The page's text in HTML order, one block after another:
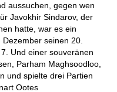
aussuchen, gegen wen
Javokhir Sindarov, der
hatte, war es ein
seinen 20.
Und einer souveränen
Parham Maghsoodloo,
und spielte drei Partien
Ootes